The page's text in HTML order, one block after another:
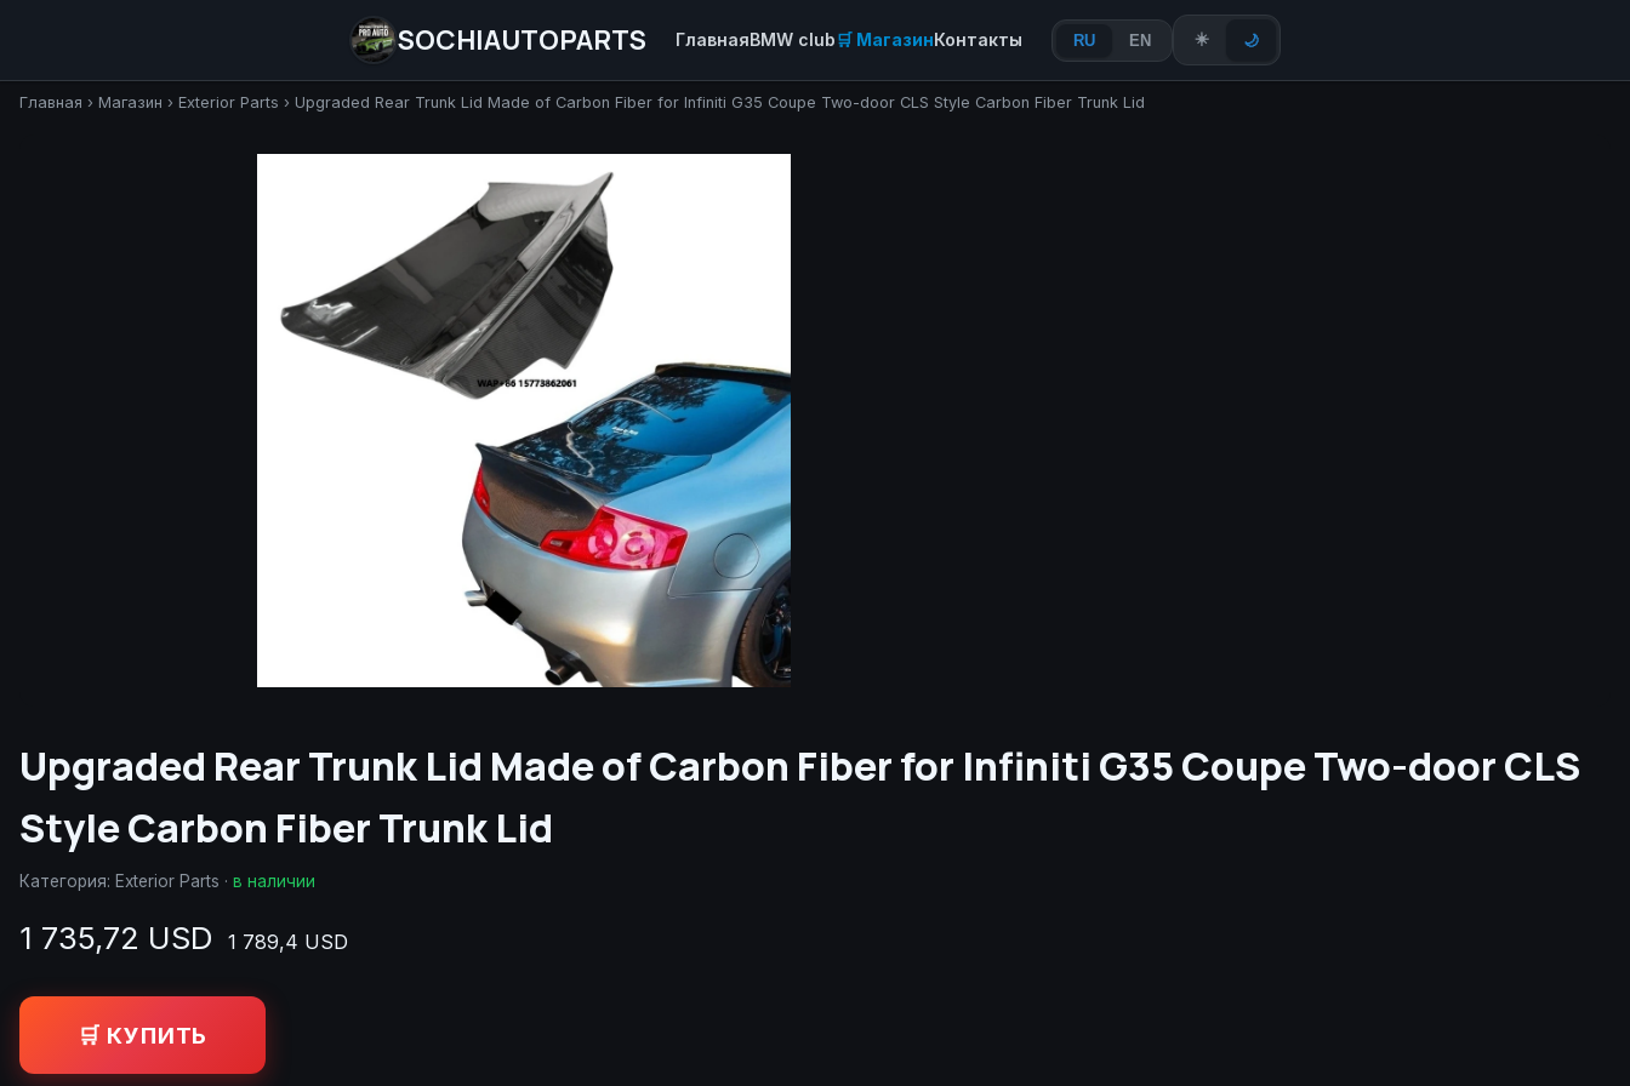
SOCHIAUTOPARTS ГлавнаяBMW club🛒 МагазинКонтакты RU EN ☀️ 🌙
Главная › Магазин › Exterior Parts › Upgraded Rear Trunk Lid Made of Carbon Fiber for Infiniti G35 Coupe Two-door CLS Style Carbon Fiber Trunk Lid
Upgraded Rear Trunk Lid Made of Carbon Fiber for Infiniti G35 Coupe Two-door CLS
Style Carbon Fiber Trunk Lid
Категория: Exterior Parts · в наличии
1 735,72 USD 1 789,4 USD
🛒 КУПИТЬ